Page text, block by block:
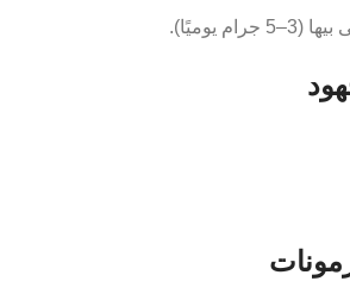
يوميًا).